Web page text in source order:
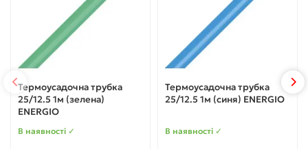
Термоусадочна трубка
25/12.5 1м (зеленa)
ENERGIO
В наявності ✓
Термоусадочна трубка
25/12.5 1м (синя) ENERGIO
В наявності ✓